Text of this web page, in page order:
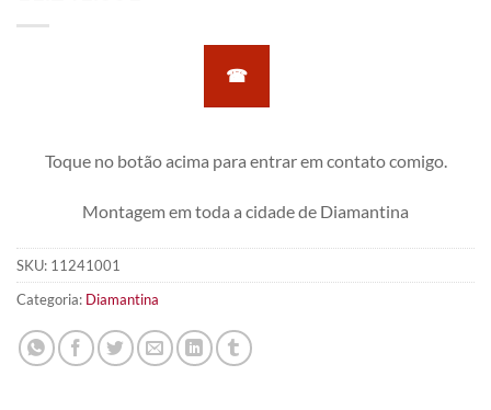
☎
Toque no botão acima para entrar em contato comigo.
Montagem em toda a cidade de Diamantina
SKU: 11241001
Categoria: Diamantina